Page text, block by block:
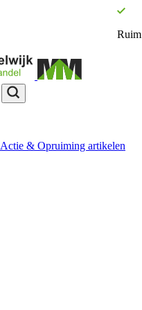
Ruim
Actie & Opruiming artikelen